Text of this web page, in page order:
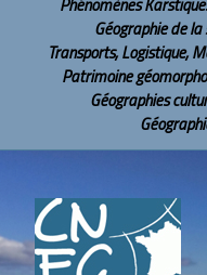
Géographie de
Transports, Logistique,
Patrimoine
Géographies